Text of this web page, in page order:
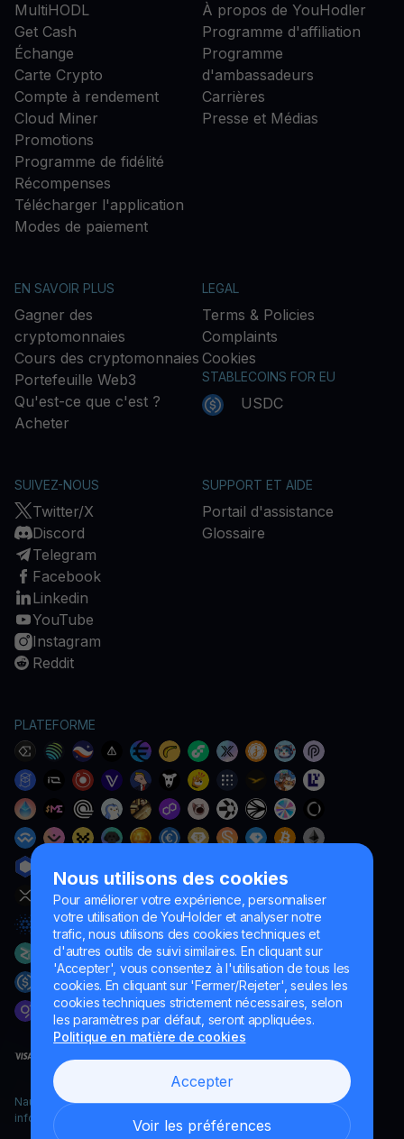
Nous utilisons des cookies
Pour améliorer votre expérience, personnaliser
votre utilisation de YouHolder et analyser notre
trafic, nous utilisons des cookies techniques et
d'autres outils de suivi similaires. En cliquant sur
'Accepter', vous consentez à l'utilisation de tous les
cookies. En cliquant sur 'Fermer/Rejeter', seules les
cookies techniques strictement nécessaires, selon
les paramètres par défaut, seront appliquées.
Politique en matière de cookies
Accepter
Voir les préférences
MultiHODL
Get Cash
Échange
Carte Crypto
Compte à rendement
Cloud Miner
Promotions
Programme de fidélité
Récompenses
Télécharger l'application
Modes de paiement
À propos de YouHodler
Programme d'affiliation
Programme
d'ambassadeurs
Carrières
Presse et Médias
EN SAVOIR PLUS
Gagner des
cryptomonnaies
Cours des cryptomonnaies
Portefeuille Web3
Qu'est-ce que c'est ?
Acheter
LEGAL
Terms & Policies
Complaints
Cookies
STABLECOINS FOR EU
USDC
SUIVEZ-NOUS
Twitter/X
Discord
Telegram
Facebook
Linkedin
YouTube
Instagram
Reddit
SUPPORT ET AIDE
Portail d'assistance
Glossaire
PLATEFORME
Naumard LTD. – uniquement à des fins de développement
informatique, de recherche et de marketing